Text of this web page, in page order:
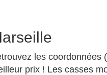
les coordonnées
prix ! Les casses